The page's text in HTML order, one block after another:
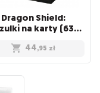
Dragon Shield:
Koszulki na karty (63x88 mm) "Standard Size" Non-Glare, 100 sztuk, Clear
44,95 zł